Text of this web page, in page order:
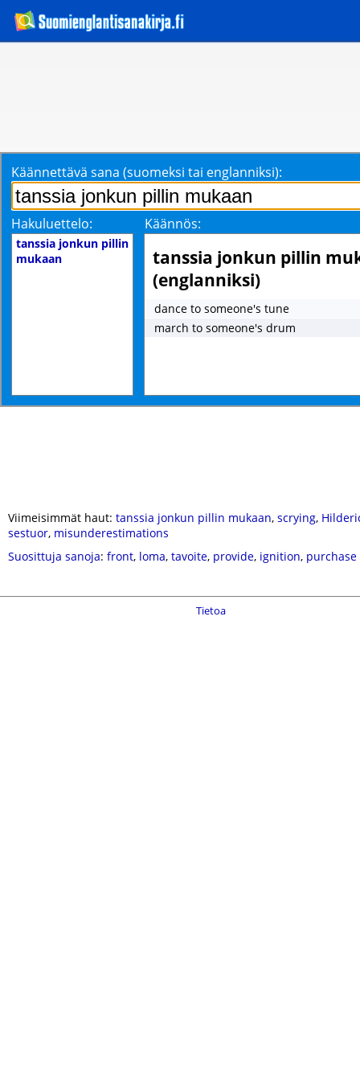
Käännettävä sana (suomeksi tai englanniksi):
Hakuluettelo: Käännös:
tanssia jonkun pillin
mukaan
tanssia jonkun pillin
(englanniksi)
dance to someone's tune
march to someone's drum
Viimeisimmät haut: tanssia jonkun pillin mukaan, scrying,
sestuor, misunderestimations
Suosittuja sanoja: front, loma, tavoite, provide, ignition, purchase
Tietoa